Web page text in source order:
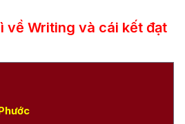
vê ̀ Writing va cái kết đạt